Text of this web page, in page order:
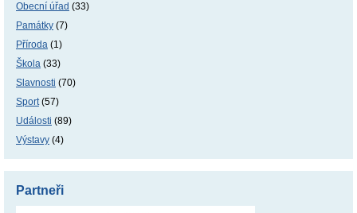
Obecní úřad (33)
Památky (7)
Příroda (1)
Škola (33)
Slavnosti (70)
Sport(57)
Události (89)
Výstavy (4)
Partneři